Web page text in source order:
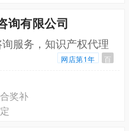
询有限公司
服务，知识产权代理
网店第1年 百
奖补